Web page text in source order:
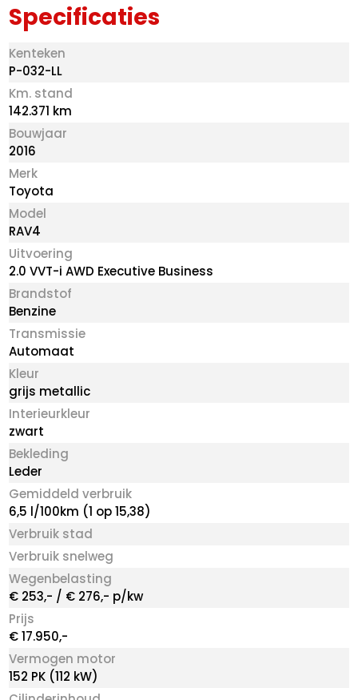
Specificaties
Kenteken
P-032-LL
Km. stand
142.371 km
Bouwjaar
2016
Merk
Toyota
Model
RAV4
Uitvoering
2.0 VVT-i AWD Executive Business
Brandstof
Benzine
Transmissie
Automaat
Kleur
grijs metallic
Interieurkleur
zwart
Bekleding
Leder
Gemiddeld verbruik
6,5 l/100km (1 op 15,38)
Verbruik stad
Verbruik snelweg
Wegenbelasting
€ 253,- / € 276,- p/kw
Prijs
€ 17.950,-
Vermogen motor
152 PK (112 kW)